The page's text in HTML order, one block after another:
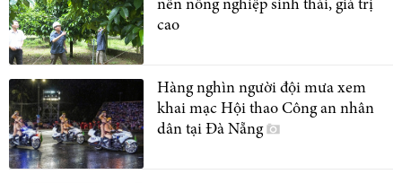
nền nông nghiệp sinh thái, giá trị
cao
Hàng nghìn người đội mưa xem
khai mạc Hội thao Công an nhân
dân tại Đà Nẵng